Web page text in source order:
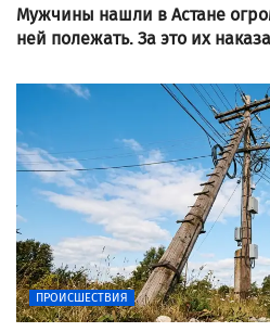
Мужчины нашли в Астане
ней полежать. За это их
ПРОИСШЕСТВИЯ